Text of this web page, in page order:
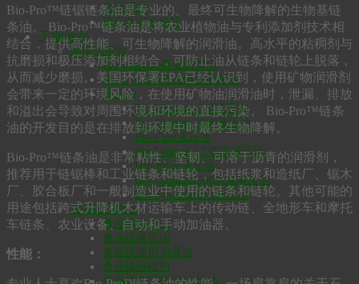
公司历史
瑞安勃安全科技
工业油品
高温润滑油
Bio-Extreme高温润滑油
Bio-SynXtra高温链条润滑油
液压油
Bio-Ultimax1000液压油
Bio-Ultimax 2000液压油
Bio-Fleet液压油
Bio-Ultimax LT低温液压油
HVO防火液压油
Bio-Ultimax1500绝缘液压油
Bio-SynXtra传动液压油
食品级润滑油
食品级齿轮油
食品级液压油
食品级通用润滑油
食品级脱模剂
食品级空压机/冷冻机油
Bio-Pro™链锯链条油是专业的、最终可生物降解的生物基链
条油。 Bio-Pro™链条油是将农业植物油与专利添加剂技术相
结合，提供高性能、可生物降解的润滑油。高水平的粘稠剂与
抗磨损和极压添加剂相结合，可防止油从链条和链轮上脱落，
从而减少磨损。美国环保署EPA已经认识到，使用矿物润滑剂
会带来一定的环境风险，在使用矿物油润滑油时，泄漏、排放
和溢出会导致对周围环境和环境的直接污染。 Bio-Pro™链条
油的开发目的是在排放到环境中时最终生物降解。
Bio-Pro™链条油是非常粘性、坚韧、可溶于沥青的润滑剂，
推荐用于链锯棒和工业链条和链轮，包括纸浆和造纸厂、锯木
厂、胶合板厂和一般制造业中使用的链条和链轮。其他可能的
用途包括跨式升降机木材运输车上的传动链、全地形车和摩托
车链条、农业设备、自动和手动加油器。
性能：